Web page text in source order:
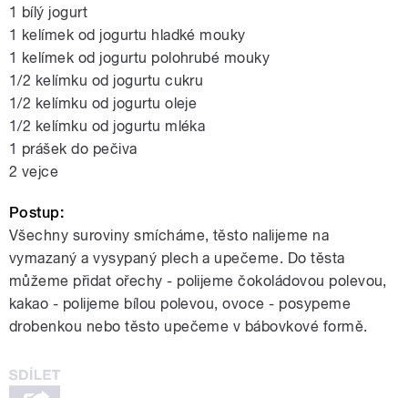
1 bílý jogurt
1 kelímek od jogurtu hladké mouky
1 kelímek od jogurtu polohrubé mouky
1/2 kelímku od jogurtu cukru
1/2 kelímku od jogurtu oleje
1/2 kelímku od jogurtu mléka
1 prášek do pečiva
2 vejce
Postup:
Všechny suroviny smícháme, těsto nalijeme na
vymazaný a vysypaný plech a upečeme. Do těsta
můžeme přidat ořechy - polijeme čokoládovou polevou,
kakao - polijeme bílou polevou, ovoce - posypeme
drobenkou nebo těsto upečeme v bábovkové formě.